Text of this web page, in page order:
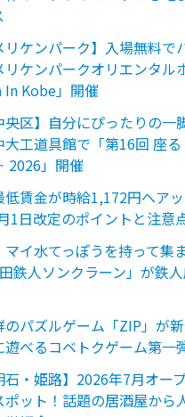
リケンパーク】入場無料で
ケンパークオリエンタル
In Kobe」開催
央区】自分にぴったりの一
大工道具館で「第16回 座
2026」開催
賃金が時給1,172円へアッ
1日改定のポイントと注意
マイ水てっぽうを持って集
田鉄人ソンクラーン」が鉄
のパズルゲーム「ZIP」が
遊べるコベトクゲーム第一
石・姫路】2026年7月オー
ポット！話題の居酒屋から